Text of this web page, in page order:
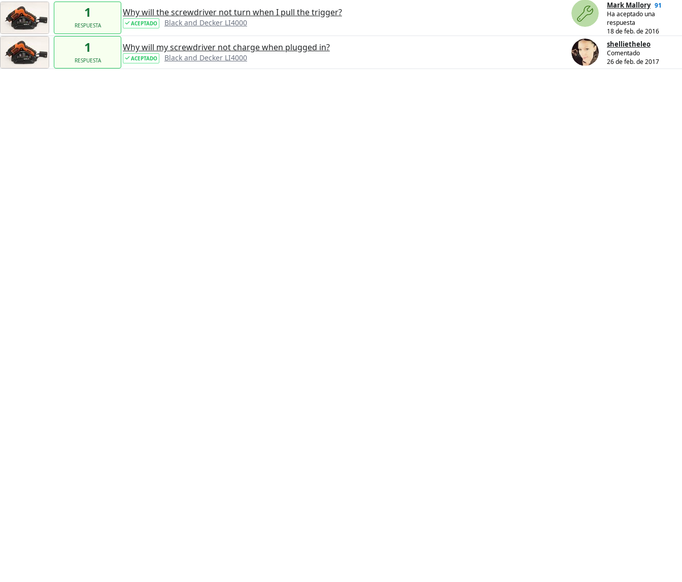
1
RESPUESTA
Why will the screwdriver not turn when I pull the trigger?
ACEPTADO Black and Decker LI4000
Mark Mallory 91
Ha aceptado una
respuesta
18 de feb. de 2016
1
RESPUESTA
Why will my screwdriver not charge when plugged in?
ACEPTADO Black and Decker LI4000
shellietheleo
Comentado
26 de feb. de 2017